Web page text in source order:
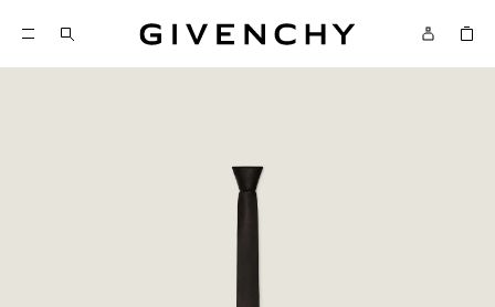
Givenchy